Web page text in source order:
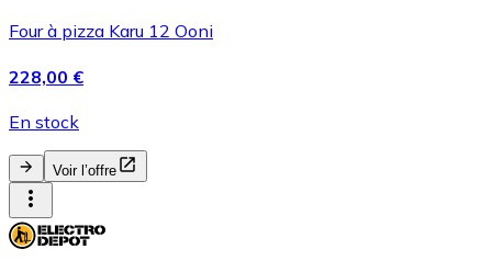
Four à pizza Karu 12 Ooni
228,00 €
En stock
Voir l’offre